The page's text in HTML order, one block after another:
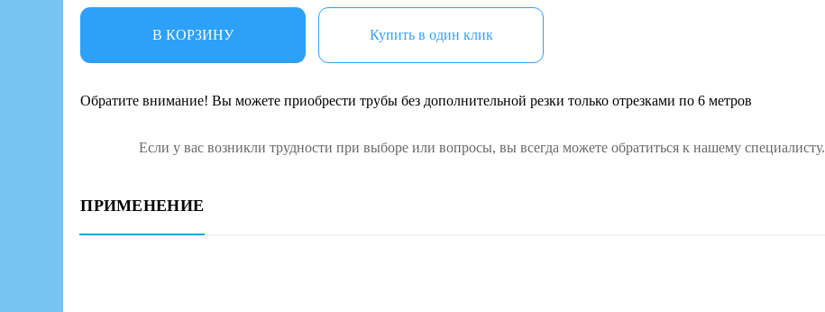
В КОРЗИНУ Купить в один клик
Обратите внимание! Вы можете приобрести трубы без дополнительной резки только отрезками по 6 метров
Если у вас возникли трудности при выборе или вопросы, вы всегда можете обратиться к нашему специалисту.
ПРИМЕНЕНИЕ